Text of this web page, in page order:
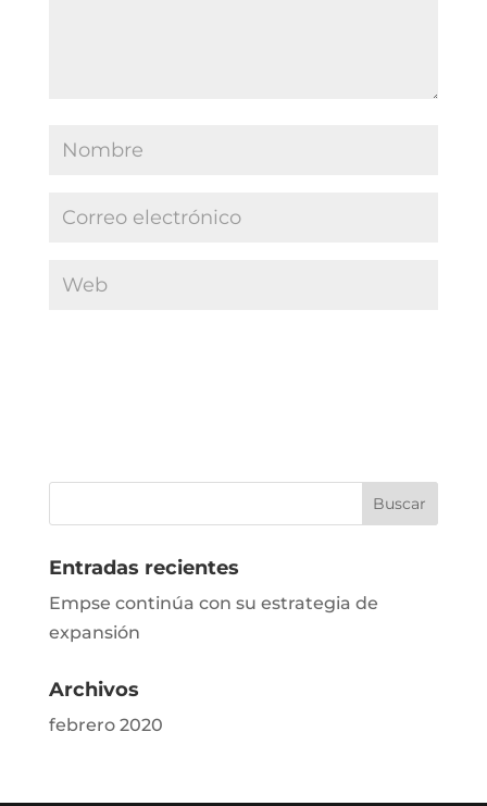
Entradas recientes
Empse continúa con su estrategia de
expansión
Archivos
febrero 2020